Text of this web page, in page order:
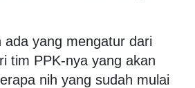
ada yang mengatur dari
tim PPK-nya yang akan
nih yang sudah mulai